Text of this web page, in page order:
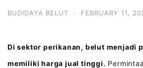
BUDIDAYA BELUT · FEBRUARY 11,
Di sektor perikanan, belut menjadi
memiliki harga jual tinggi.